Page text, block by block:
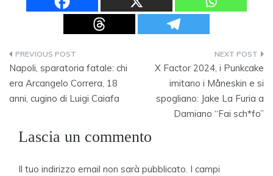
Navigazione
articoli
Napoli, sparatoria fatale: chi
era Arcangelo Correra, 18
anni, cugino di Luigi Caiafa
X Factor 2024, i Punkcake
imitano i Måneskin e si
spogliano: Jake La Furia a
Damiano “Fai sch*fo”
Lascia un commento
Il tuo indirizzo email non sarà pubblicato. I campi